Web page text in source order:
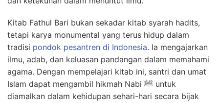
Kitab Fathul Bari bukan sekadar kitab syarah hadits,
tetapi karya monumental yang terus hidup dalam
tradisi pondok pesantren di Indonesia. Ia mengajarkan
ilmu, adab, dan keluasan pandangan dalam memahami
agama. Dengan mempelajari kitab ini, santri dan umat
Islam dapat mengambil hikmah Nabi ﷺ untuk
diamalkan dalam kehidupan sehari-hari secara bijak